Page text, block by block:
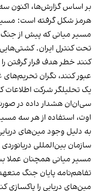
بر اساس گزارش‌ها، اکنون
هرمز شکل گرفته است:
مسیر میانی که پیش از
تحت کنترل ایران. کشتی‌هایی
کنند خطر هدف قرار گرفتن را
عبور کنند، نگران
یک تحلیلگر شرکت اطلاعات
سی‌ان‌ان هشدار داده در
اوت، استفاده از هر سه
به دلیل وجود مین‌های
مسیر میانی همچنان عملا
تفاهم‌نامه پایان جنگ
مین‌های دریایی را پاکسازی